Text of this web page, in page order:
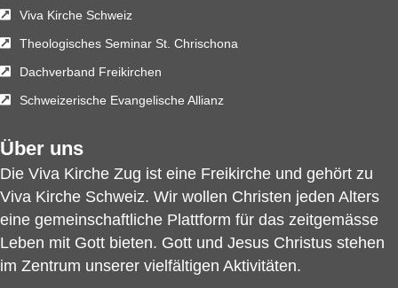
Viva Kirche Schweiz
Theologisches Seminar St. Chrischona
Dachverband Freikirchen
Schweizerische Evangelische Allianz
Über uns
Die Viva Kirche Zug ist eine Freikirche und gehört zu
Viva Kirche Schweiz. Wir wollen Christen jeden Alters
eine gemeinschaftliche Plattform für das zeitgemässe
Leben mit Gott bieten. Gott und Jesus Christus stehen
im Zentrum unserer vielfältigen Aktivitäten.